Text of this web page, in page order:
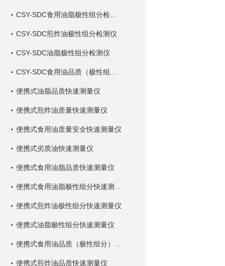
CSY-SDC煎炸油极性组分检测仪
CSY-SDC油脂极性组分检测仪
便携式油脂品质快速测量仪
便携式煎炸油质量快速测量仪
便携式食用油质量安全快速测量仪
便携式劣质油快速测量仪
便携式食用油脂品质快速测量仪
便携式煎炸油极性组分快速测量仪
便携式油脂极性组分快速测量仪
便携式煎炸油品质快速测量仪